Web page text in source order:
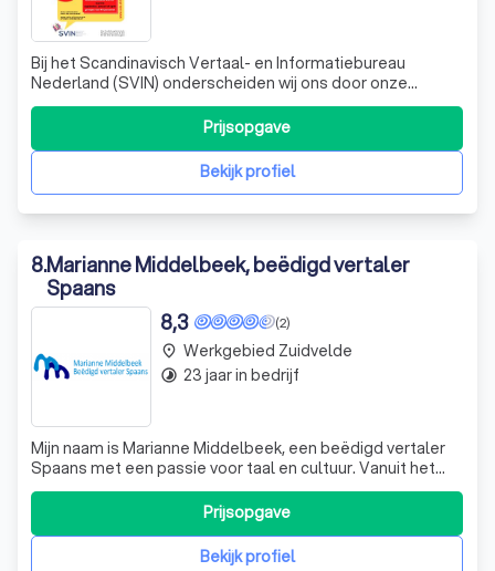
Bij het Scandinavisch Vertaal- en Informatiebureau
Nederland (SVIN) onderscheiden wij ons door onze
diepgaande kennis van de Scandinavische talen en
culturen. Sinds onze oprichting in 1982 hebben wij ons
ontwikkeld tot een vooraanstaand bureau dat niet alleen
vertaaldiensten biedt, maar ook een bree
Bekijk profiel
Prijsopgave
8.Marianne Middelbeek, beëdigd vertaler
Spaans
(2)
8,3
Mijn naam is Marianne Middelbeek, een beëdigd vertaler
Spaans met een passie voor taal en cultuur. Vanuit het
pittoreske Ten Boer in de provincie Groningen, bied ik
sinds 2003 vertaaldiensten aan voor vertaalbureaus,
bedrijven en particulieren, niet alleen in Nederland, maar
Bekijk profiel
Prijsopgave
place Werkgebied Zuidvelde
timelapse 23 jaar in bedrijf